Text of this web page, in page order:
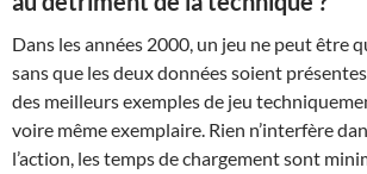
Dans les années 2000, un jeu ne peut être
sans que les deux données soient
des meilleurs exemples de jeu
voire même exemplaire. Rien n’interfère
l’action, les temps de chargement sont